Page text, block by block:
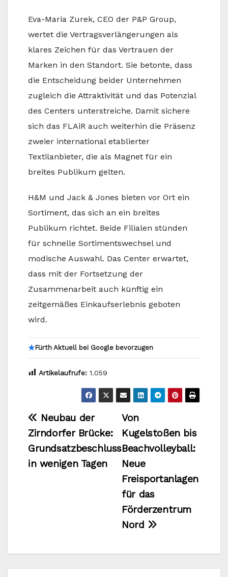
Eva-Maria Zurek, CEO der P&P Group,
wertet die Vertragsverlängerungen als
klares Zeichen für das Vertrauen der
Marken in den Standort. Sie betonte, dass
die Entscheidung beider Unternehmen
zugleich die Attraktivität und das Potenzial
des Centers unterstreiche. Damit sichere
sich das FLAiR auch weiterhin die Präsenz
zweier international etablierter
Textilanbieter, die als Magnet für ein
breites Publikum gelten.
H&M und Jack & Jones bieten vor Ort ein
Sortiment, das sich an ein breites
Publikum richtet. Beide Filialen stünden
für schnelle Sortimentswechsel und
modische Auswahl. Das Center erwartet,
dass mit der Fortsetzung der
Zusammenarbeit auch künftig ein
zeitgemäßes Einkaufserlebnis geboten
wird.
★Fürth Aktuell bei Google bevorzugen
Artikelaufrufe: 1.059
Beitragsnavigation
Von
Kugelstoßen bis
Beachvolleyball:
Neue
Freisportanlagen
für das
Förderzentrum
Nord
Neubau der
Zirndorfer Brücke:
Grundsatzbeschluss
in wenigen Tagen